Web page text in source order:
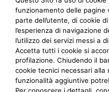
Social
funzionamento delle pagine
parte dell’utente, di cookie
l’esperienza di navigazione
l’utilizzo dei servizi messi a
Accetta tutti i cookie si
profilazione. Chiudendo il
cookie tecnici necessari alla
funzionalità aggiuntive